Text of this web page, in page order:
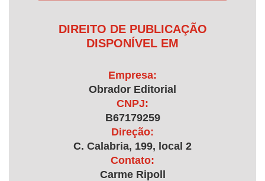
DIREITO DE PUBLICAÇÃO
DISPONÍVEL EM
Empresa:
Obrador Editorial
CNPJ:
B67179259
Direção:
C. Calabria, 199, local 2
Contato:
Carme Ripoll